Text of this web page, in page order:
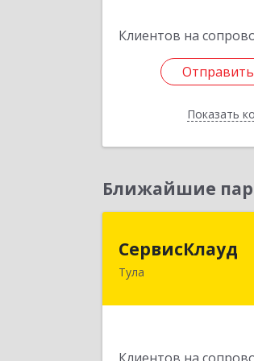
Клиентов на
Показать
Ближайшие
СервисКлауд
Тула
300028, Тульская